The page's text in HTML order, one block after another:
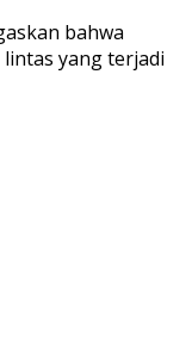
bahwa
yang terjadi